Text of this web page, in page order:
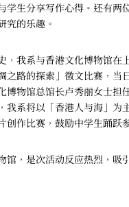
学生分享写作心得。还有两
究的乐趣。
，我系与香港文化博物馆在
之路的探索」徵文比赛，当
博物馆总馆长卢秀丽女士担
我系将以「香港人与海」为
创作比赛，鼓励中学生踊跃
馆，是次活动反应热烈，吸